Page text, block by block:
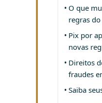
O que
regras
Pix por
novas
Direitos
fraudes
Saiba